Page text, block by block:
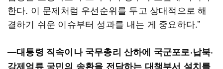
한다. 이 문제처럼 우선순위를 두고 상대적으로 해
결하기 쉬운 이슈부터 성과를 내는 게 중요하다.”
―대통령 직속이나 국무총리 산하에 국군포로·납북·
강제억류 국민의 송환을 전담하는 대책부서 설치를